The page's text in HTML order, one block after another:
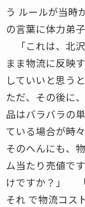
う ルールが当
の言葉に体力弟
「これは、北
まま物流に反映
していいと思う
ただ、その後に
品はバラバラの
ている場合が時々
そのへんにも、
ム当たり売値で
けですか？」 「
それ で物流コス